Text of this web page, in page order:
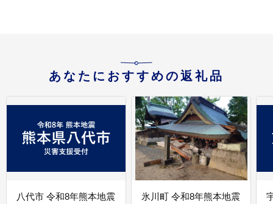
あなたにおすすめの返礼品
八代市 令和8年熊本地震
氷川町 令和8年熊本地震